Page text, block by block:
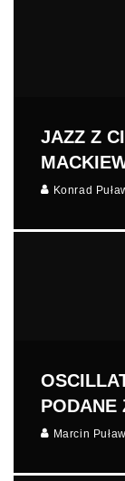
JAZZ Z
Konrad
PODANE
Marcin